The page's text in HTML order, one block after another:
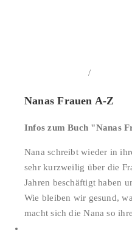
/
Nanas Frauen A-Z
Infos zum Buch "Nanas
Nana schreibt wieder in
sehr kurzweilig über die
Jahren beschäftigt haben
Wie bleiben wir gesund,
macht sich die Nana so